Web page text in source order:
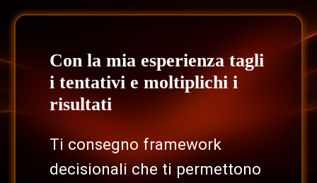
Con la mia esperienza tagli
i tentativi e moltiplichi i
risultati
Ti consegno framework
decisionali che ti permettono